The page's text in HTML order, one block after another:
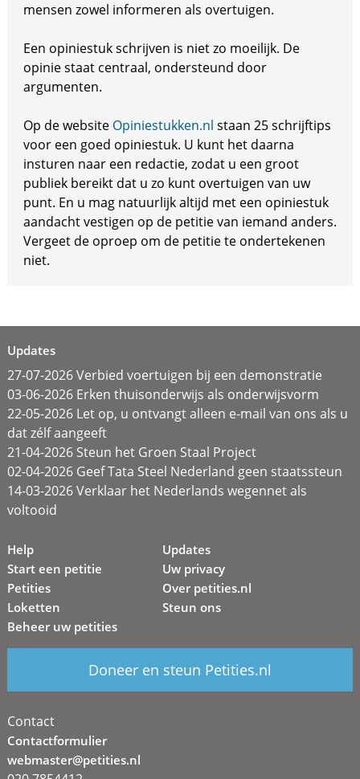
mensen zowel informeren als overtuigen.
Een opiniestuk schrijven is niet zo moeilijk. De
opinie staat centraal, ondersteund door
argumenten.
Op de website Opiniestukken.nl staan 25 schrijftips
voor een goed opiniestuk. U kunt het daarna
insturen naar een redactie, zodat u een groot
publiek bereikt dat u zo kunt overtuigen van uw
punt. En u mag natuurlijk altijd met een opiniestuk
aandacht vestigen op de petitie van iemand anders.
Vergeet de oproep om de petitie te ondertekenen
niet.
Updates
27-07-2026 Verbied voertuigen bij een demonstratie
03-06-2026 Erken thuisonderwijs als onderwijsvorm
22-05-2026 Let op, u ontvangt alleen e-mail van ons als u
dat zélf aangeeft
21-04-2026 Steun het Groen Staal Project
02-04-2026 Geef Tata Steel Nederland geen staatssteun
14-03-2026 Verklaar het Nederlands wegennet als
voltooid
Help
Start een petitie
Petities
Loketten
Beheer uw petities
Updates
Uw privacy
Over petities.nl
Steun ons
Doneer en steun Petities.nl
Contact
Contactformulier
webmaster@petities.nl